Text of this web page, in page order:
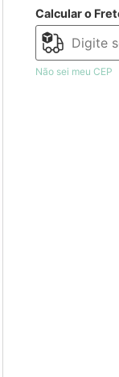
Calcular o
Não sei meu CEP